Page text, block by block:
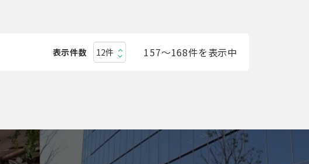
表示件数 157〜168件を表示中